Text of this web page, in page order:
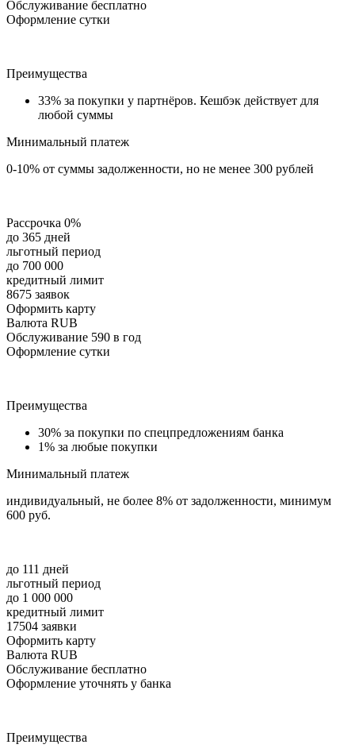
Обслуживание бесплатно
Оформление сутки
Преимущества
33% за покупки у партнёров. Кешбэк действует для
любой суммы
Минимальный платеж
0-10% от суммы задолженности, но не менее 300 рублей
Рассрочка 0%
до 365 дней
льготный период
до 700 000
кредитный лимит
8675 заявок
Оформить карту
Валюта RUB
Обслуживание 590 в год
Оформление сутки
Преимущества
30% за покупки по спецпредложениям банка
1% за любые покупки
Минимальный платеж
индивидуальный, не более 8% от задолженности, минимум
600 руб.
до 111 дней
льготный период
до 1 000 000
кредитный лимит
17504 заявки
Оформить карту
Валюта RUB
Обслуживание бесплатно
Оформление уточнять у банка
Преимущества